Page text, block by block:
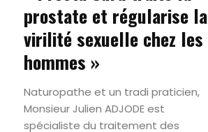
prostate et régularise la
virilité sexuelle chez les
hommes »
Naturopathe et un tradi praticien,
Monsieur Julien ADJODE est
spécialiste du traitement des